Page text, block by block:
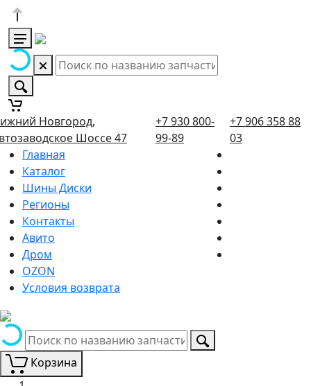
Новгород,
Шоссе 47
+7 930 800-
99-89
+7 906 358 88
03
Главная
Каталог
Шины Диски
Регионы
Контакты
Авито
Дром
OZON
Условия возврата
Корзина